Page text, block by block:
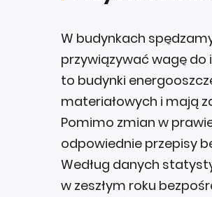
W budynkach
przywiązywać wagę do
to budynki
materiałowych i mają
Pomimo zmian w
odpowiednie przepisy
Według danych
w zeszłym roku